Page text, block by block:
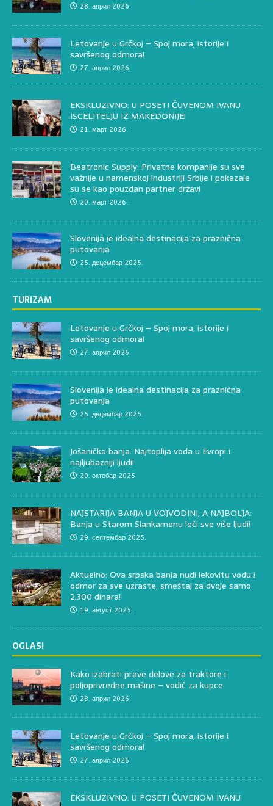
28. април 2026.
Letovanje u Grčkoj – Spoj mora, istorije i
savršenog odmora!
27. април 2026.
EKSKLUZIVNO: U POSETI ČUVENOM IVANU
ISCELITELJU IZ MAKEDONIJE!
21. март 2026.
Beatronic Supply: Privatne kompanije su sve
važnije u namenskoj industriji Srbije i pokazale
su se kao pouzdan partner državi
20. март 2026.
Slovenija je idealna destinacija za praznična
putovanja
25. децембар 2025.
TURIZAM
Letovanje u Grčkoj – Spoj mora, istorije i
savršenog odmora!
27. април 2026.
Slovenija je idealna destinacija za praznična
putovanja
25. децембар 2025.
Jošanička banja: Najtoplija voda u Evropi i
najljubazniji ljudi!
20. октобар 2025.
NAJSTARIJA BANJA U VOJVODINI, A NAJBOLJA:
Banja u Starom Slankamenu leči sve više ljudi!
29. септембар 2025.
Aktuelno: Ova srpska banja nudi lekovitu vodu i
odmor za sve uzraste, smeštaj za dvoje samo
2.300 dinara!
19. август 2025.
OGLASI
Kako izabrati prave delove za traktore i
poljoprivredne mašine – vodič za kupce
28. април 2026.
Letovanje u Grčkoj – Spoj mora, istorije i
savršenog odmora!
27. април 2026.
EKSKLUZIVNO: U POSETI ČUVENOM IVANU